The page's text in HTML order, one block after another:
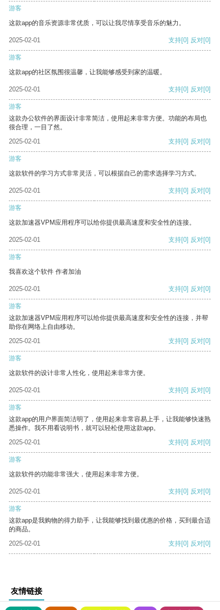
游客
这款app的音乐资源非常优质，可以让我尽情享受音乐的魅力。
2025-02-01 支持[0] 反对[0]
游客
这款app的社区氛围很温馨，让我能够感受到家的温暖。
2025-02-01 支持[0] 反对[0]
游客
这款办公软件的界面设计非常简洁，使用起来非常方便。功能的布局也
很合理，一目了然。
2025-02-01
支持[0] 反对[0]
游客
这款软件的学习方式非常灵活，可以根据自己的需求选择学习方式。
2025-02-01 支持[0] 反对[0]
游客
这款加速器VPM应用程序可以给你提供最高速度和安全性的连接。
2025-02-01 支持[0] 反对[0]
游客
我喜欢这个软件 作者加油
2025-02-01 支持[0] 反对[0]
游客
这款加速器VPM应用程序可以给你提供最高速度和安全性的连接，并帮
助你在网络上自由移动。
2025-02-01
支持[0] 反对[0]
游客
这款软件的设计非常人性化，使用起来非常方便。
2025-02-01 支持[0] 反对[0]
游客
这款app的用户界面简洁明了，使用起来非常容易上手，让我能够快速熟
悉操作。我不用看说明书，就可以轻松使用这款app。
2025-02-01
支持[0] 反对[0]
游客
这款软件的功能非常强大，使用起来非常方便。
2025-02-01 支持[0] 反对[0]
游客
这款app是我购物的得力助手，让我能够找到最优惠的价格，买到最合适
的商品。
2025-02-01
支持[0] 反对[0]
友情链接